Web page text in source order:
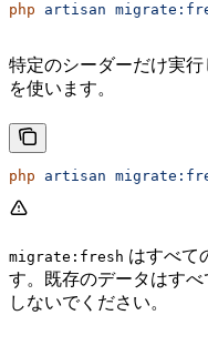
php artisan
特定のシーダーだけ実
を使います。
php artisan
migrate:fresh はすべて
す。既存のデータはす
しないでください。